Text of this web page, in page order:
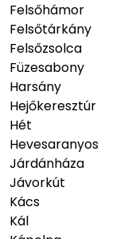
Felsőhámor
Felsőtárkány
Felsőzsolca
Füzesabony
Harsány
Hejőkeresztúr
Hét
Hevesaranyos
Járdánháza
Jávorkút
Kács
Kál